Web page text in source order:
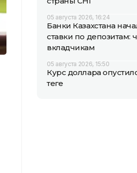
05 августа 2026, 16:24
Банки Казахстана
ставки по депозитам:
вкладчикам
05 августа 2026, 15:50
Курс доллара
теңге